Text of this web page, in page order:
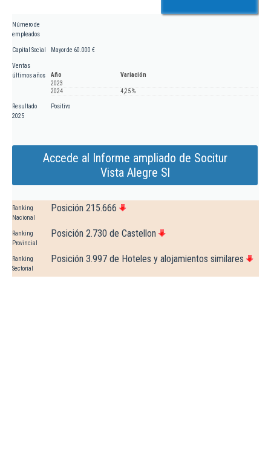
Número de
empleados
Capital Social Mayor de 60.000 €
Ventas
últimos años
Año
Variación
2023
2024
4,25 %
Resultado
2025
Positivo
Accede al Informe ampliado de Socitur
Vista Alegre Sl
Ranking
Nacional
Posición 215.666
Ranking
Provincial
Posición 2.730 de Castellon
Ranking
Sectorial
Posición 3.997 de Hoteles y alojamientos similares